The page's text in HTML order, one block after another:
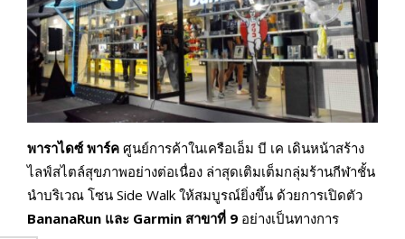
พาราไดซ์ พาร์ค ศูนย์การค้าในเครือเอ็ม บี เค เดินหน้าสร้าง
ไลฟ์สไตล์สุขภาพอย่างต่อเนื่อง ล่าสุดเติมเต็มกลุ่มร้านกีฬาชั้น
นำบริเวณ โซน Side Walk ให้สมบูรณ์ยิ่งขึ้น ด้วยการเปิดตัว
BananaRun และ Garmin สาขาที่ 9 อย่างเป็นทางการ